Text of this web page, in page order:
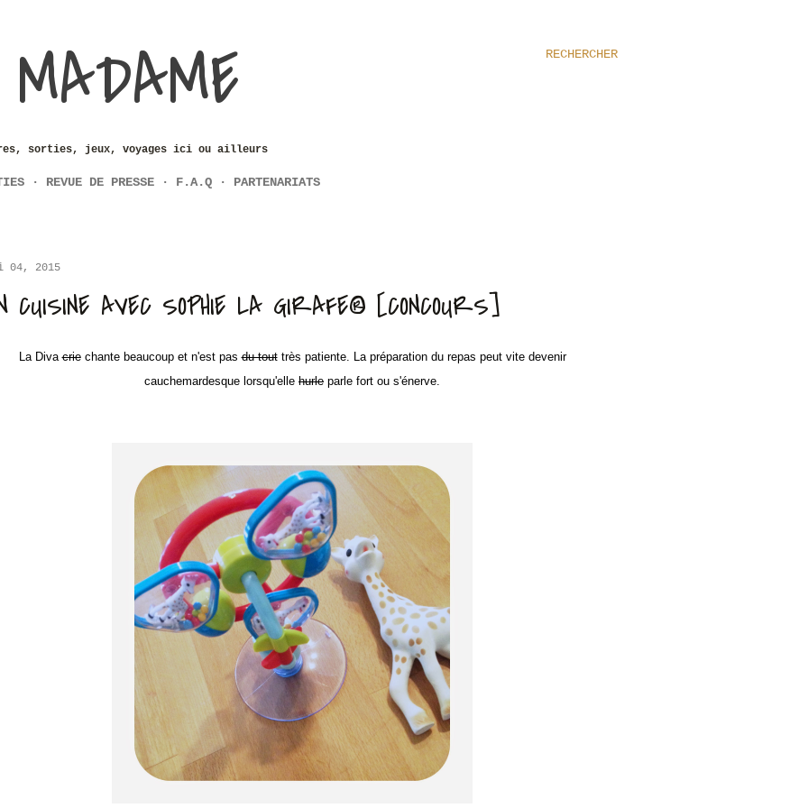
RECHERCHER
sorties, jeux, voyages ici ou ailleurs
REVUE DE PRESSE F.A.Q PARTENARIATS
04, 2015
CUISINE AVEC SOPHIE LA GIRAFE® [CONCOURS]
La Divacriechante beaucoup et n'est pasdu touttrès patiente. La préparation du repas peut vite devenir
cauchemardesque lorsqu'elle hurle parle fort ou s'énerve.